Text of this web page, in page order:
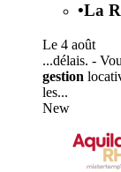
•La
Le 4 août
...délais. -
gestion
les...
New